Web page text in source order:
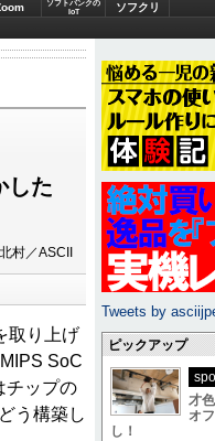
ソフトバンクの
IoT
ソフクリ
した
村／ASCII
取り上げ
SoC
チップの
う構築し
Tweets by
ピックアップ
才
オ
し！